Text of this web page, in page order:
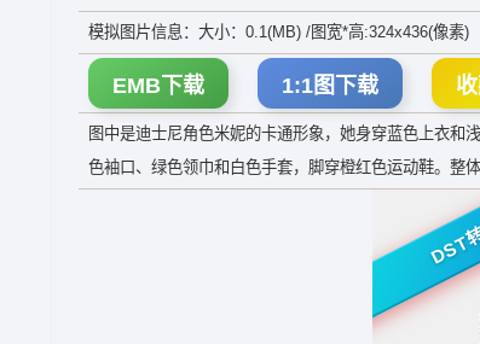
模拟图片信息：大小：0.1(MB) /图宽*高:324x436(像素)
EMB下载 1:1图下载
图中是迪士尼角色米妮的卡通形象，她身穿蓝色上衣和
色袖口、绿色领巾和白色手套，脚穿橙红色运动鞋。整